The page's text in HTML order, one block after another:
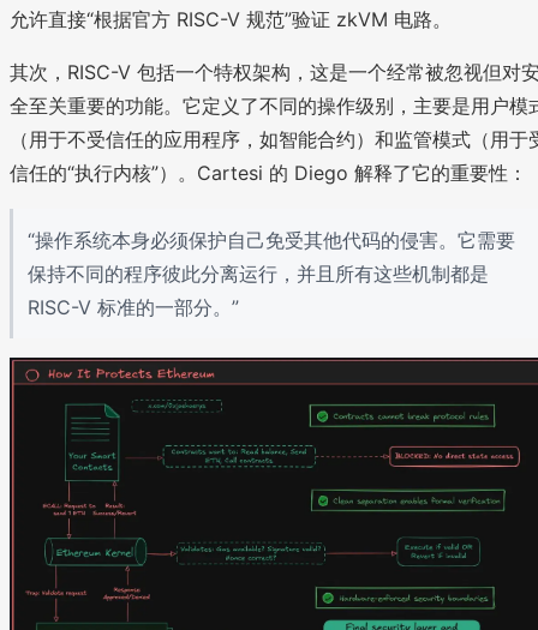
允许直接“根据官方 RISC-V 规范”验证 zkVM 电路。
其次，RISC-V 包括一个特权架构，这是一个经常被忽视但对
全至关重要的功能。它定义了不同的操作级别，主要是用户模
（用于不受信任的应用程序，如智能合约）和监管模式（用于
信任的“执行内核”）。Cartesi 的 Diego 解释了它的重要性：
“操作系统本身必须保护自己免受其他代码的侵害。它需要
保持不同的程序彼此分离运行，并且所有这些机制都是
RISC-V 标准的一部分。”